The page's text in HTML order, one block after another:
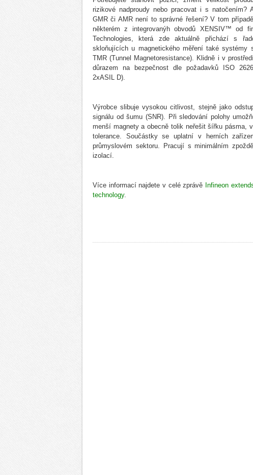
rizikové nadproudy nebo pracovat i s natočením?
GMR či AMR není to správné řešení? V tom
některém z integrovanýh obvodů XENSIV™ od
Technologies, která zde aktuálně přichází s
skloňujících u magnetického měření také systémy
TMR (Tunnel Magnetoresistance). Klidně i v
důrazem na bezpečnost dle požadavků ISO
2xASIL D).
Výrobce slibuje vysokou citlivost, stejně jako
signálu od šumu (SNR). Při sledování polohy
menší magnety a obecně tolik neřešit šířku pásma,
tolerance. Součástky se uplatní v herních
průmyslovém sektoru. Pracují s minimálním
izolací.
Více informací najdete v celé zprávě Infineon
technology.